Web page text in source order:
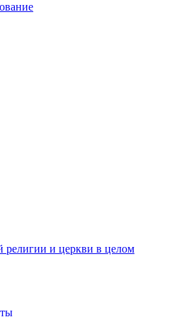
религии и церкви в целом